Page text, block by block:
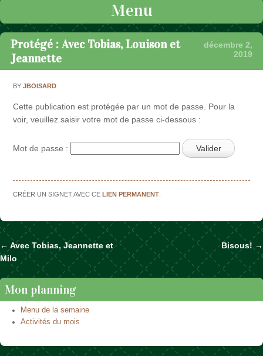
Menu
Passer au contenu
Protégé : Avec Tobias, Louison et
Jeannette
décembre 2,
2019
BYJBOISARD
Cette publication est protégée par un mot de passe. Pour la
voir, veuillez saisir votre mot de passe ci-dessous :
Mot de passe :
CRÉER UN SIGNET AVEC CELIEN PERMANENT
Naviguer dans les articles
← Avec Tobias, Jeannette et
Milo
Bisous! →
Mon planning
Menu de la semaine
Activités du mois